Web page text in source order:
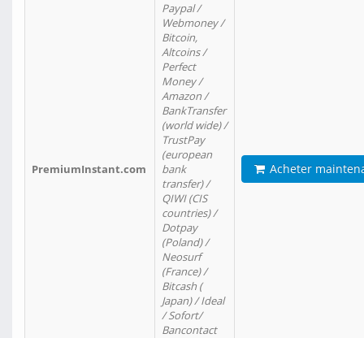
PremiumInstant.com
Paypal /
Webmoney /
Bitcoin,
Altcoins /
Perfect
Money /
Amazon /
BankTransfer
(world wide) /
TrustPay
(european
bank
transfer) /
QIWI (CIS
countries) /
Dotpay
(Poland) /
Neosurf
(France) /
Bitcash (
Japan) / Ideal
/ Sofort/
Bancontact
Acheter